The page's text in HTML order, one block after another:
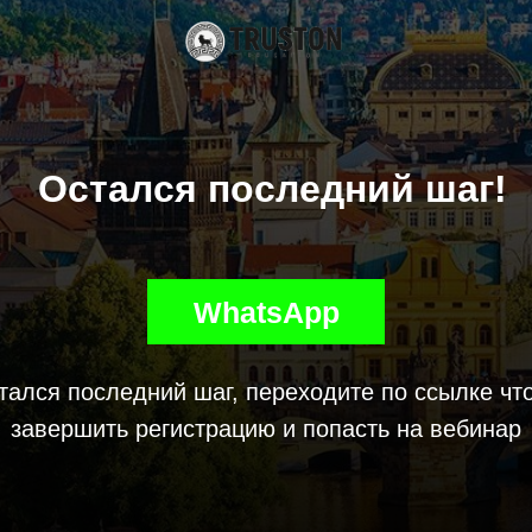
Остался последний шаг!
последний шаг, переходите по ссылке
завершить регистрацию и попасть на вебинар
WhatsApp